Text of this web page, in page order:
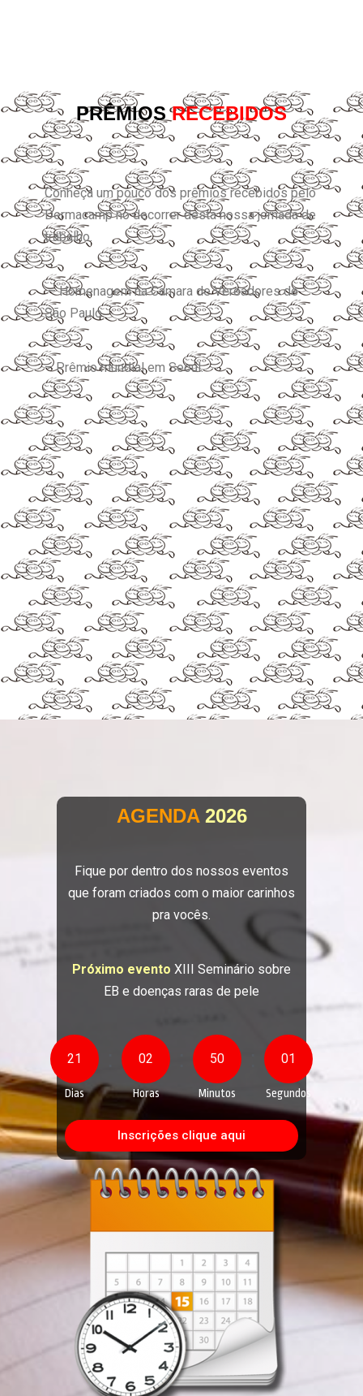
PRÊMIOSRECEBIDOS
Conheça um pouco dos prêmios recebidos pelo
Dermacamp no decorrer desta nossa jornada de
trabalho.
– Homenagem na Camara de Vereadores de
São Paulo.
– Prêmio mundial em Seoul.
AGENDA 2026
Fique por dentro dos nossos eventos
que foram criados com o maior carinhos
pra vocês.
Próximo evento XIII Seminário sobre
EB e doenças raras de pele
21
Dias
02
Horas
49
Minutos
59
Segundos
Inscrições clique aqui